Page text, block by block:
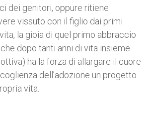
dei genitori, oppure ritiene
vissuto con il figlio dai primi
la gioia di quel primo abbraccio
dopo tanti anni di vita insieme
ha la forza di allargare il cuore
dell’adozione un progetto
vita.